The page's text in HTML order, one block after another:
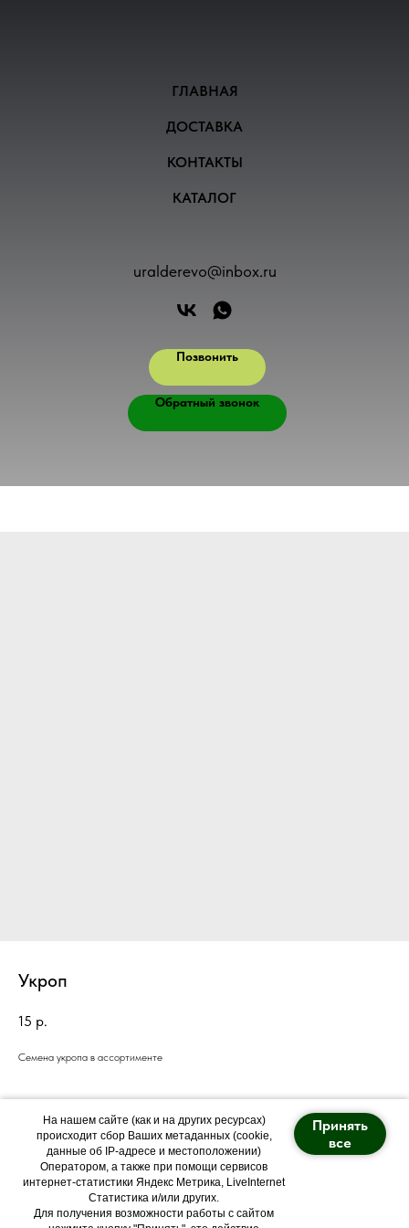
ГЛАВНАЯ
ДОСТАВКА
КОНТАКТЫ
КАТАЛОГ
uralderevo@inbox.ru
Позвонить
Обратный звонок
Укроп
15 р.
Семена укропа в ассортименте
Политика конфиденциальности
Питомник "Арт Forest"
На нашем сайте (как и на других ресурсах)
происходит сбор Ваших метаданных (cookie,
данные об IP-адресе и местоположении)
Оператором, а также при помощи сервисов
интернет-статистики Яндекс Метрика, LiveInternet
Статистика и/или других.
Для получения возможности работы с сайтом
Принять
все